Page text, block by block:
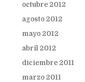
octubre 2012
agosto 2012
mayo 2012
abril 2012
diciembre 2011
marzo 2011